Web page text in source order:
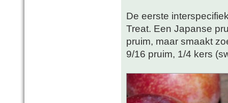
De eerste
Treat. Een Japanse
pruim, maar smaakt
9/16 pruim, 1/4 kers